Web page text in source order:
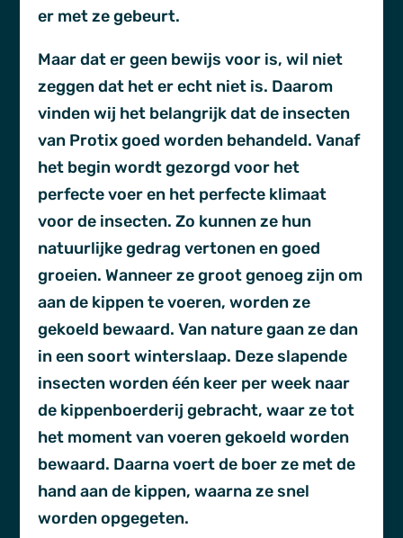
er met ze gebeurt.
Maar dat er geen bewijs voor is, wil niet
zeggen dat het er echt niet is. Daarom
vinden wij het belangrijk dat de insecten
van Protix goed worden behandeld. Vanaf
het begin wordt gezorgd voor het
perfecte voer en het perfecte klimaat
voor de insecten. Zo kunnen ze hun
natuurlijke gedrag vertonen en goed
groeien. Wanneer ze groot genoeg zijn om
aan de kippen te voeren, worden ze
gekoeld bewaard. Van nature gaan ze dan
in een soort winterslaap. Deze slapende
insecten worden één keer per week naar
de kippenboerderij gebracht, waar ze tot
het moment van voeren gekoeld worden
bewaard. Daarna voert de boer ze met de
hand aan de kippen, waarna ze snel
worden opgegeten.